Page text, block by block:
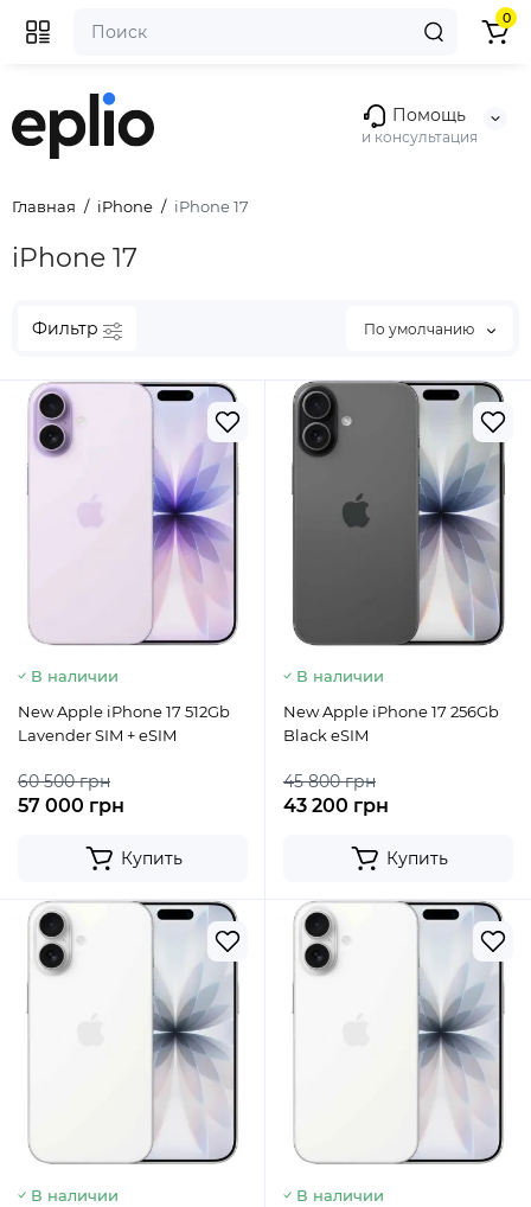
Помощь
и консультация
0
Главная iPhone iPhone 17
iPhone 17
Фильтр По умолчанию
В наличии
New Apple iPhone 17 512Gb
Lavender SIM + eSIM
60 500 грн
57 000 грн
Купить
В наличии
New Apple iPhone 17 256Gb
Black eSIM
45 800 грн
43 200 грн
Купить
В наличии
В наличии